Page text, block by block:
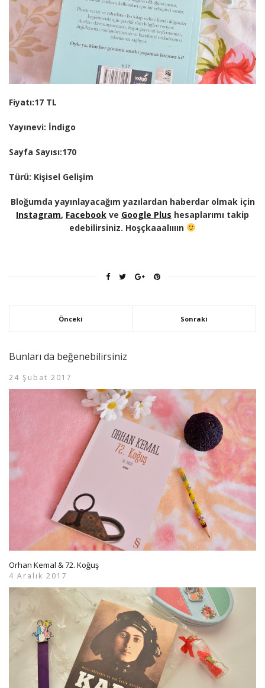
Fiyatı:17 TL
Yayınevi: İndigo
Sayfa Sayısı:170
Türü: Kişisel Gelişim
Bloğumda yayınlayacağım yazılardan haberdar olmak için
Instagram, Facebook ve Google Plus hesaplarımı takip
edebilirsiniz. Hoşçkaaalıııın
Önceki Sonraki
Bunları da beğenebilirsiniz
24 Şubat 2017
Orhan Kemal & 72. Koğuş
4 Aralık 2017